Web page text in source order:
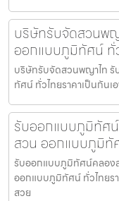
บริษัทรับจัดสวนพ
ออกแบบภูมิทัศน์ ทั่
บริษัทรับจัดสวนพญาไท
ทัศน์ ทั่วไทยราคาเป็นกัน
รับออกแบบภูมิทัศ
สวน ออกแบบภูมิทั
รับออกแบบภูมิทัศน์คลอง
ออกแบบภูมิทัศน์ ทั่วไทยร
สวย